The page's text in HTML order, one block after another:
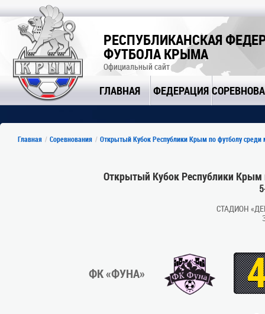
РЕСПУБЛИКАНСКАЯ
ФУТБОЛА КРЫМА
Официальный сайт
ГЛАВНАЯ ФЕДЕРАЦИЯ
Главная Соревнования Открытый Кубок Республики Крым по футболу среди
Открытый Кубок Республики
СТАДИОН
ФК «ФУНА»